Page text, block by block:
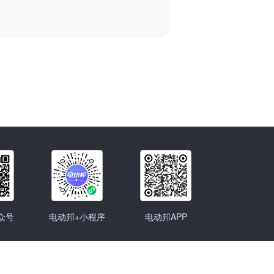
号 电动邦+小程序 电动邦APP